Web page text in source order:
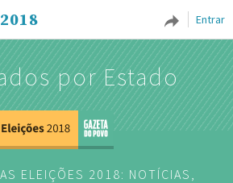
Entrar
por Estado
ELEIÇÕES 2018: NOTÍCIAS,